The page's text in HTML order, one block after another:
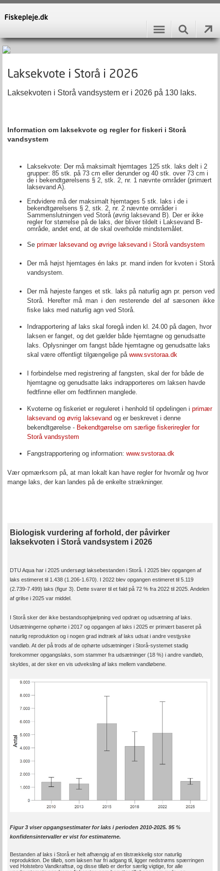
Laksekvote i Storå i 2026
Laksekvoten i Storå vandsystem er i 2026 på 130 laks.
Information om laksekvote og regler for fiskeri i Storå
vandsystem
Laksekvote: Der må maksimalt hjemtages 125 stk. laks delt i 2
grupper: 85 stk. på 73 cm eller derunder og 40 stk. over 73 cm i
de i bekendtgørelsens § 2, stk. 2, nr. 1 nævnte områder (primært
laksevand A).
Endvidere må der maksimalt hjemtages 5 stk. laks i de i
bekendtgørelsens § 2, stk. 2, nr. 2 nævnte områder i
Sammenslutningen ved Storå (øvrig laksevand B). Der er ikke
regler for størrelse på de laks, der bliver tildelt i Laksevand B-
område, andet end, at de skal overholde mindstemålet.
Se primær laksevand og øvrige laksevand i Storå vandsystem
Der må højst hjemtages én laks pr. mand inden for kvoten i Storå
vandsystem.
Der må højeste fanges et stk. laks på naturlig agn pr. person ved
Storå. Herefter må man i den resterende del af sæsonen ikke
fiske laks med naturlig agn ved Storå.
Indrapportering af laks skal foregå inden kl. 24.00 på dagen, hvor
laksen er fanget, og det gælder både hjemtagne og genudsatte
laks. Oplysninger om fangst både hjemtagne og genudsatte laks
skal være offentligt tilgængelige på www.svstoraa.dk
I forbindelse med registrering af fangsten, skal der for både de
hjemtagne og genudsatte laks indrapporteres om laksen havde
fedtfinne eller om fedtfinnen manglede.
Kvoterne og fiskeriet er reguleret i henhold til opdelingen i primær
laksevand og øvrig laksevand og er beskrevet i denne
bekendtgørelse - Bekendtgørelse om særlige fiskeriregler for
Storå vandsystem
Fangstrapportering og information: www.svstoraa.dk
Vær opmærksom på, at man lokalt kan have regler for hvornår og hvor
mange laks, der kan landes på de enkelte strækninger.
Biologisk vurdering af forhold, der påvirker
laksekvoten i Storå vandsystem i 2026
DTU Aqua har i 2025 undersøgt laksebestanden i Storå. I 2025 blev opgangen af
laks estimeret til 1.438 (1.206-1.670). I 2022 blev opgangen estimeret til 5.119
(2.739-7.499) laks (figur 3). Dette svarer til et fald på 72 % fra 2022 til 2025. Andelen
af grilse i 2025 var middel.
I Storå sker der ikke bestandsophjælpning ved opdræt og udsætning af laks.
Udsætningerne ophørte i 2017 og opgangen af laks i 2025 er primært baseret på
naturlig reproduktion og i nogen grad indtræk af laks udsat i andre vestjyske
vandløb. At der på trods af de ophørte udsætninger i Storå-systemet stadig
forekommer opgangslaks, som stammer fra udsætninger (18 %) i andre vandløb,
skyldes, at der sker en vis udveksling af laks mellem vandløbene.
Figur 3 viser opgangsestimater for laks i perioden 2010-2025. 95 %
konfidensintervaller er vist for estimaterne.
Bestanden af laks i Storå er helt afhængig af en tilstrækkelig stor naturlig
reproduktion. De tilløb, som laksen har fri adgang til, ligger nedstrøms spærringen
ved Holstebro Vandkraftsø, og disse tilløb er derfor særlig vigtige, for alle